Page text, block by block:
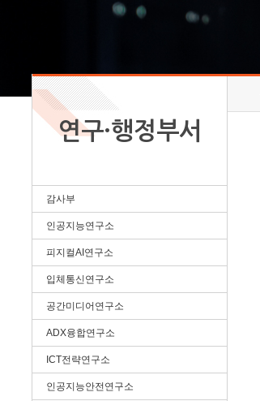
연구·행정부서
감사부
인공지능연구소
피지컬AI연구소
입체통신연구소
공간미디어연구소
ADX융합연구소
ICT전략연구소
인공지능안전연구소